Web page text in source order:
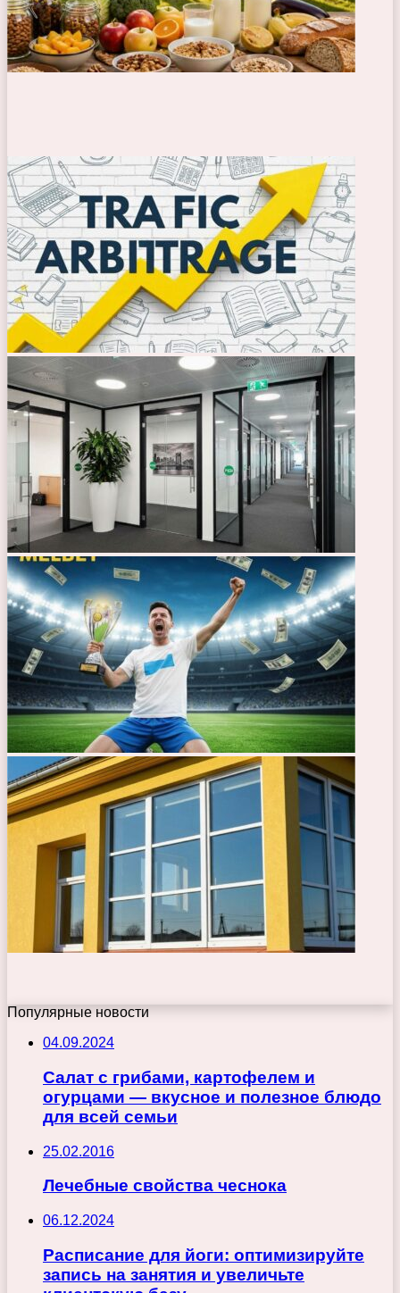
Популярные новости
04.09.2024
Салат с грибами, картофелем и
огурцами — вкусное и полезное блюдо
для всей семьи
25.02.2016
Лечебные свойства чеснока
06.12.2024
Расписание для йоги: оптимизируйте
запись на занятия и увеличьте